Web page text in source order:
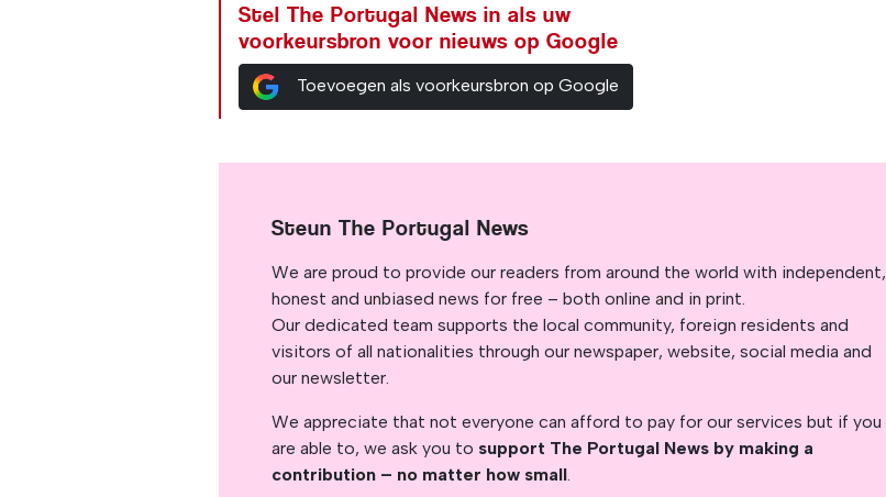
Stel The Portugal News in als uw
voorkeursbron voor nieuws op Google
Toevoegen als voorkeursbron op Google
Steun The Portugal News
We are proud to provide our readers from around the world with independent,
honest and unbiased news for free – both online and in print.
Our dedicated team supports the local community, foreign residents and
visitors of all nationalities through our newspaper, website, social media and
our newsletter.
We appreciate that not everyone can afford to pay for our services but if you
are able to, we ask you to support The Portugal News by making a
contribution – no matter how small.